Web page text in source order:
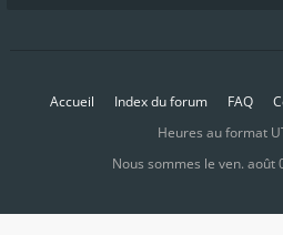
Accueil Index du forum FAQ
Heures au format
Nous sommes le ven. août